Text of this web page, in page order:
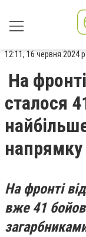
12:11, 16 червня 2024 р.
На
сталося
напрямку
На фронті
вже 41